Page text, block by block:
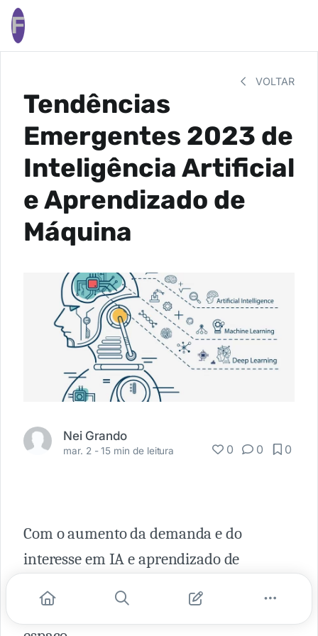
F
VOLTAR
Tendências
Emergentes 2023 de
Inteligência Artificial
e Aprendizado de
Máquina
Nei Grando
mar. 2 -15 min de leitura 0 0 0
Com o aumento da demanda e do
interesse em IA e aprendizado de
contemporâneas estão surgindo nesse